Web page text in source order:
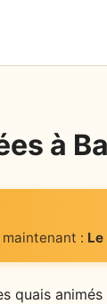
à
:
quais